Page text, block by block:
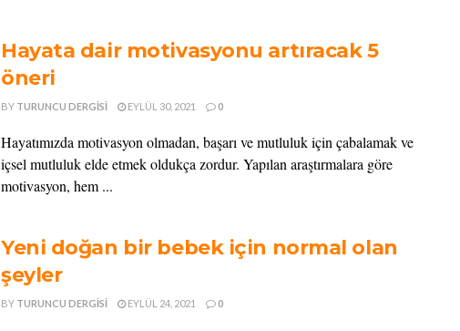
Hayata dair motivasyonu artıracak 5
öneri
BY TURUNCU DERGISI EYLÜL 30, 2021 0
Hayatımızda motivasyon olmadan, başarı ve mutluluk için çabalamak ve
içsel mutluluk elde etmek oldukça zordur. Yapılan araştırmalara göre
motivasyon, hem ...
Yeni doğan bir bebek için normal olan
şeyler
BY TURUNCU DERGISI EYLÜL 24, 2021 0